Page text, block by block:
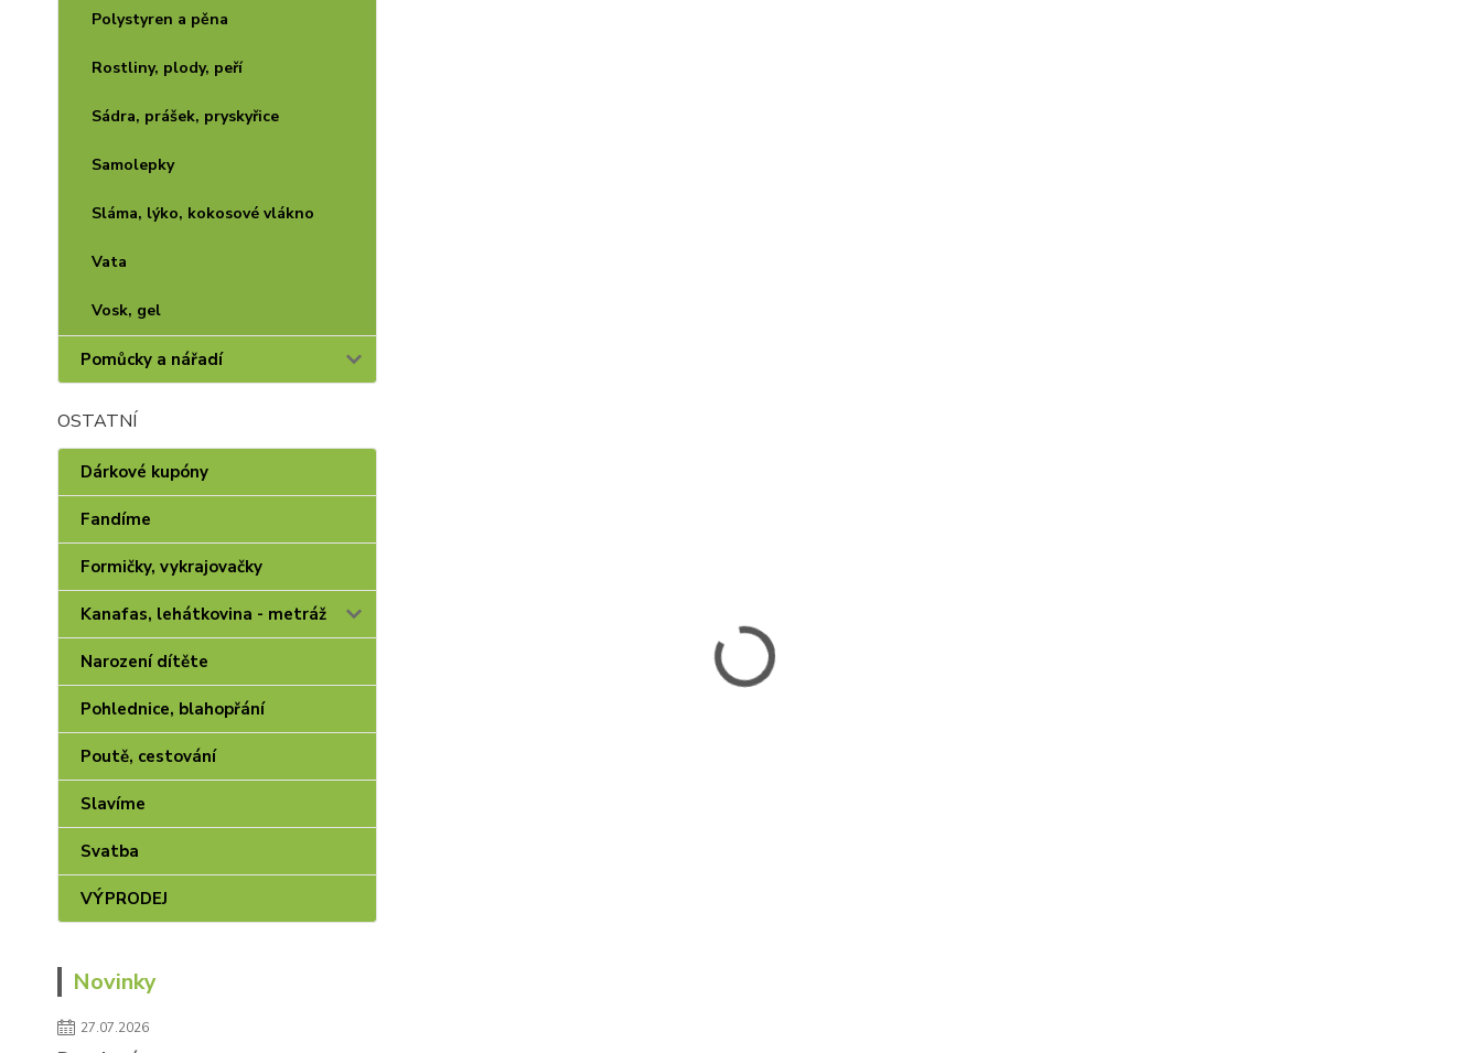
Polystyren a pěna
Rostliny, plody, peří
Sádra, prášek, pryskyřice
Samolepky
Sláma, lýko, kokosové vlákno
Vata
Vosk, gel
Pomůcky a nářadí
OSTATNÍ
Dárkové kupóny
Fandíme
Formičky, vykrajovačky
Kanafas, lehátkovina - metráž
Narození dítěte
Pohlednice, blahopřání
Poutě, cestování
Slavíme
Svatba
VÝPRODEJ
Novinky
27.07.2026